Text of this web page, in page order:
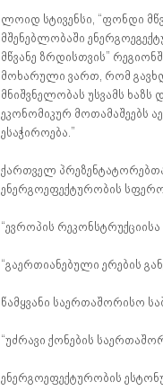
ლოიდ სტივენსი, “ფონდი
მშენებლობაში
მწვანე ზრდისთვის”
მოხარული ვართ, რომ
მნიშვნელობას უსვამს
ეკონომიკურ მოთამაშეებს
ესაჭიროება.”
ქართველ
ენერგოეფექტურობის
“ევროპის რეკონსტრუქციისა
“გაერთიანებული ერების
წამყვანი საერთაშორისო
“უძრავი ქონების
ენერგოეფექტურობის